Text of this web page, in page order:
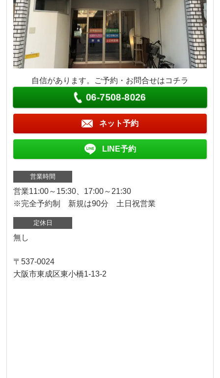
自信があります。ご予約・お問合せはコチラ
06-7508-8026
ネット予約
LINE予約
営業時間
営業11:00～15:30、17:00～21:30
※完全予約制 新規は90分 土日祝営業
定休日
無し
〒537-0024
大阪市東成区東小橋1-13-2